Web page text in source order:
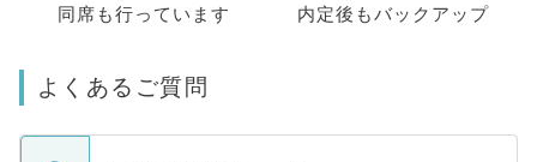
同席も行っています
内定後もバックアップ
よくあるご質問